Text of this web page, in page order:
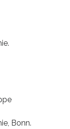
Bonn.